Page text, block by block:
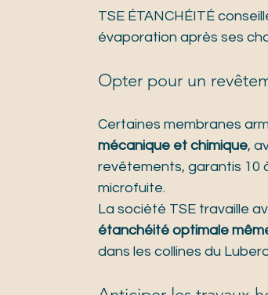
TSE ÉTANCHÉITÉ
évaporation après ses
Opter pour un
Certaines membranes
mécanique et chimique,
revêtements, garantis 10
microfuite.
La société TSE travaille
étanchéité optimale
dans les collines du